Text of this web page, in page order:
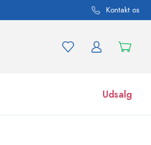
Kontakt os
Udsalg